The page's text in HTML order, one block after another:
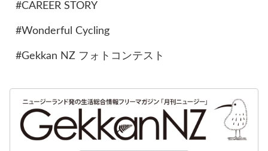
#CAREER STORY
#Wonderful Cycling
#Gekkan NZ フォトコンテスト